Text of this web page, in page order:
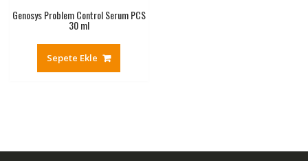
Genosys Problem Control Serum PCS
30 ml
Sepete Ekle